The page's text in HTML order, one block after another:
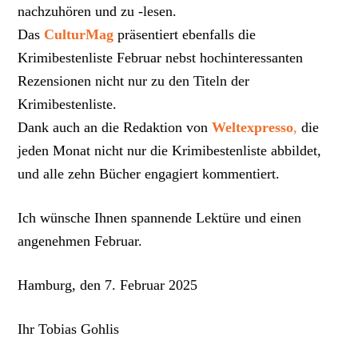
nachzuhören und zu -lesen.
Das CulturMag präsentiert ebenfalls die
Krimibestenliste Februar nebst hochinteressanten
Rezensionen nicht nur zu den Titeln der
Krimibestenliste.
Dank auch an die Redaktion vonWeltexpresso, die
jeden Monat nicht nur die Krimibestenliste abbildet,
und alle zehn Bücher engagiert kommentiert.
Ich wünsche Ihnen spannende Lektüre und einen
angenehmen Februar.
Hamburg, den 7. Februar 2025
Ihr Tobias Gohlis